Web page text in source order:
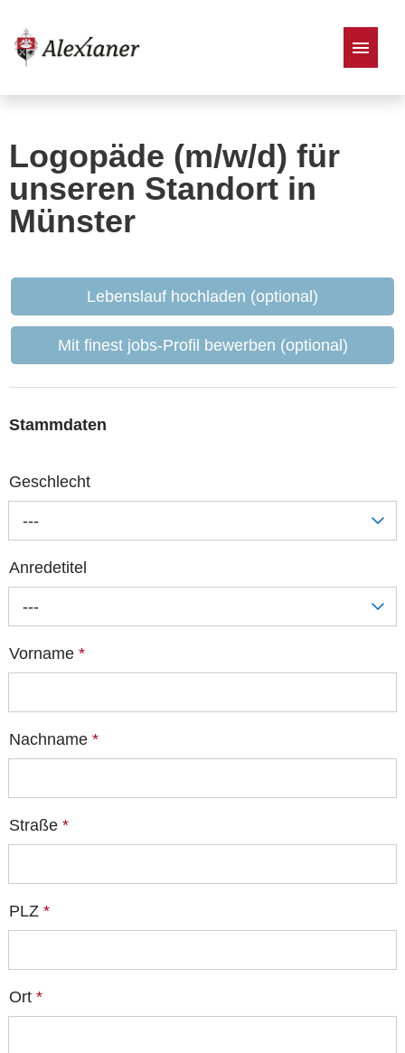
Logopäde (m/w/d) für
unseren Standort in
Münster
Lebenslauf hochladen (optional)
Mit finest jobs-Profil bewerben (optional)
Stammdaten
Geschlecht
---
Anredetitel
---
Vorname *
Nachname *
Straße *
PLZ *
Ort *